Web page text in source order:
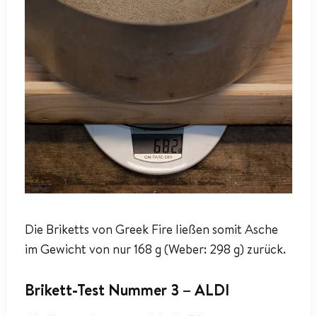
Die Briketts von Greek Fire ließen somit Asche
im Gewicht von nur 168 g (Weber: 298 g) zurück.
Brikett-Test Nummer 3 – ALDI